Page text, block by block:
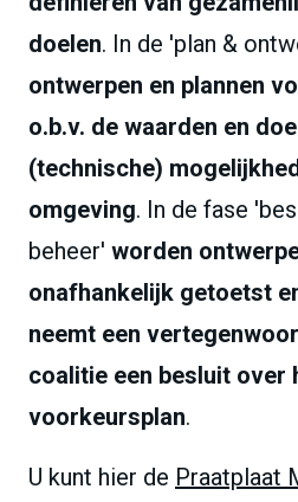
doelen. In de 'plan &
ontwerpen en plannen
o.b.v. de waarden en
(technische)
omgeving. In de fase
beheer' worden
onafhankelijk getoetst
neemt een
coalitie een besluit over
voorkeursplan.
U kunt hier de Praatplaat